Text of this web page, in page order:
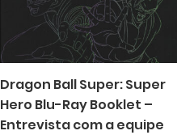
Dragon Ball Super: Super
Hero Blu-Ray Booklet –
Entrevista com a equipe